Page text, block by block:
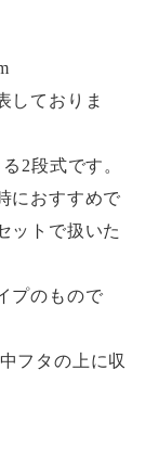
しておりま
2段式です。
におすすめで
ットで扱いた
プのもので
フタの上に収